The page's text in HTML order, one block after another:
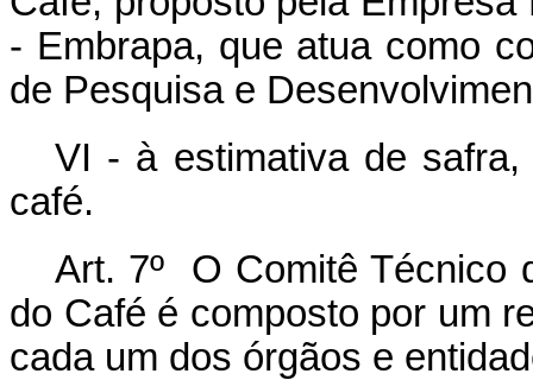
- Embrapa, que atua como
de Pesquisa e
VI - à estimativa de
café.
Art. 7º O Comitê Técnico
do Café é composto por um
cada um dos órgãos e